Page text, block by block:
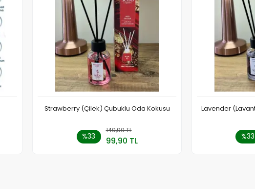
Strawberry (Çilek) Çubuklu Oda Kokusu
%33
149,90 TL
99,90 TL
Sepete Ekle
Lavender
%33